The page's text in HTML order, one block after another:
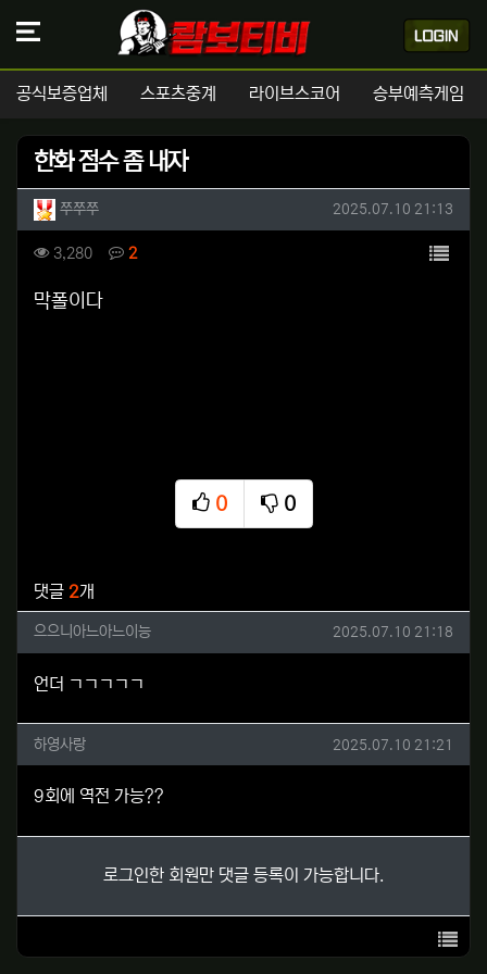
공식보증업체 스포츠중계 라이브스코어 승부예측게임
한화 점수 좀 내자
작성자 정보
쭈쭈쭈작성 작성일
2025.07.10 21:13
컨텐츠 정보
3,280조회 2댓글 목록
본문
막폴이다
0
추천
0
비추천
댓글 2개
으으니아느아느이능님의 댓글
으으니아느아느이능 작성일
2025.07.10 21:18
언더 ㄱㄱㄱㄱㄱ
하영사랑님의 댓글
하영사랑 작성일
2025.07.10 21:21
9회에 역전 가능??
로그인한 회원만 댓글 등록이 가능합니다.
목록